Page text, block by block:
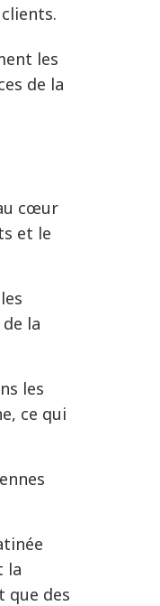
.
les
de la
cœur
et le
la
les
ce qui
la
que des